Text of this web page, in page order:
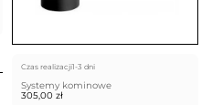
Czas realizacji1-3 dni
Systemy kominowe
305,00 zł